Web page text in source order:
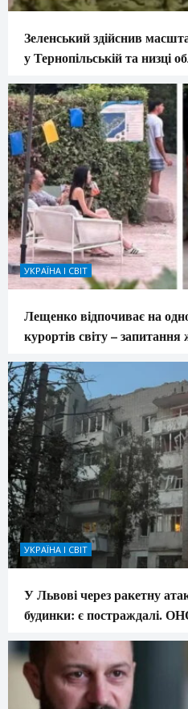
Зеленський здійснив
у Тернопільській та низці
УКРАЇНА І СВІТ
Лещенко відпочиває на
курортів світу – запитання
УКРАЇНА І СВІТ
У Львові через ракетну
будинки: є постраждалі.